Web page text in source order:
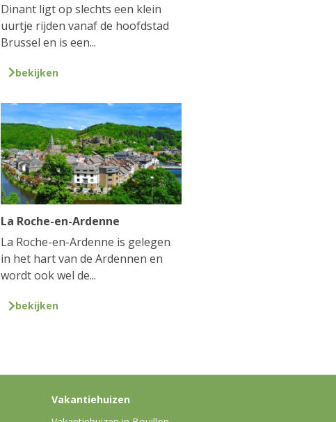
Dinant ligt op slechts een klein
uurtje rijden vanaf de hoofdstad
Brussel en is een...
bekijken
La Roche-en-Ardenne
La Roche-en-Ardenne is gelegen
in het hart van de Ardennen en
wordt ook wel de...
bekijken
Vakantiehuizen